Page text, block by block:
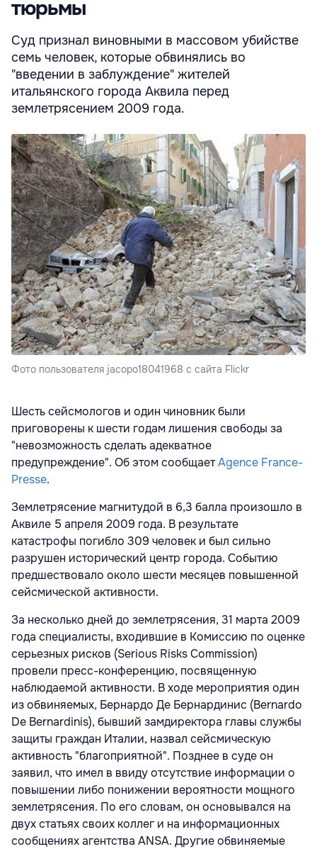
тюрьмы
Суд признал виновными в массовом убийстве
семь человек, которые обвинялись во
"введении в заблуждение" жителей
итальянского города Аквила перед
землетрясением 2009 года.
Фото пользователя jacopo18041968 с сайта Flickr
Шесть сейсмологов и один чиновник были
приговорены к шести годам лишения свободы за
"невозможность сделать адекватное
предупреждение". Об этом сообщаетAgence France-
Presse.
Землетрясение магнитудой в 6,3 балла произошло в
Аквиле 5 апреля 2009 года. В результате
катастрофы погибло 309 человек и был сильно
разрушен исторический центр города. Событию
предшествовало около шести месяцев повышенной
сейсмической активности.
За несколько дней до землетрясения, 31 марта 2009
года специалисты, входившие в Комиссию по оценке
серьезных рисков (Serious Risks Commission)
провели пресс-конференцию, посвященную
наблюдаемой активности. В ходе мероприятия один
из обвиняемых, Бернардо Де Бернардинис (Bernardo
De Bernardinis), бывший замдиректора главы службы
защиты граждан Италии, назвал сейсмическую
активность "благоприятной". Позднее в суде он
заявил, что имел в ввиду отсутствие информации о
повышении либо понижении вероятности мощного
землетрясения. По его словам, он основывался на
двух статьях своих коллег и на информационных
сообщениях агентства ANSA. Другие обвиняемые